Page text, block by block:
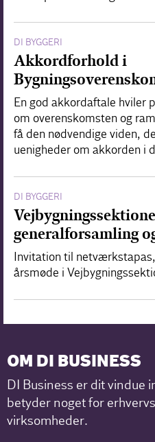
DI BYGGERI
Akkordforhold i
En god akkordaftale hviler
om overenskomsten og
få den nødvendige viden,
uenigheder om akkorden i
DI BYGGERI
generalforsamling
Invitation til
årsmøde i
OM DI BUSINESS
DI Business er dit vindue
betyder noget for
virksomheder.